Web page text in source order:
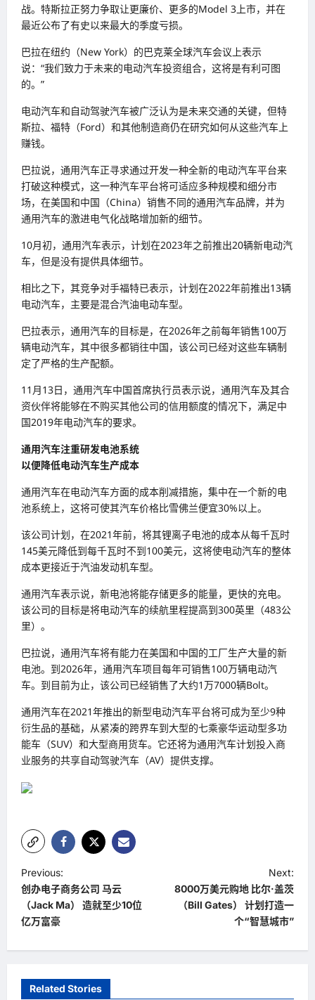
战。特斯拉正努力争取让更廉价、更多的Model 3上市，并在
最近公布了有史以来最大的季度亏损。
巴拉在纽约（New York）的巴克莱全球汽车会议上表示
说：“我们致力于未来的电动汽车投资组合，这将是有利可图
的。”
电动汽车和自动驾驶汽车被广泛认为是未来交通的关键，但特
斯拉、福特（Ford）和其他制造商仍在研究如何从这些汽车上
赚钱。
巴拉说，通用汽车正寻求通过开发一种全新的电动汽车平台来
打破这种模式，这一种汽车平台将可适应多种规模和细分市
场，在美国和中国（China）销售不同的通用汽车品牌，并为
通用汽车的激进电气化战略增加新的细节。
10月初，通用汽车表示，计划在2023年之前推出20辆新电动汽
车，但是没有提供具体细节。
相比之下，其竞争对手福特已表示，计划在2022年前推出13辆
电动汽车，主要是混合汽油电动车型。
巴拉表示，通用汽车的目标是，在2026年之前每年销售100万
辆电动汽车，其中很多都销往中国，该公司已经对这些车辆制
定了严格的生产配额。
11月13日，通用汽车中国首席执行员表示说，通用汽车及其合
资伙伴将能够在不购买其他公司的信用额度的情况下，满足中
国2019年电动汽车的要求。
通用汽车注重研发电池系统
以便降低电动汽车生产成本
通用汽车在电动汽车方面的成本削减措施，集中在一个新的电
池系统上，这将可使其汽车价格比雪佛兰便宜30%以上。
该公司计划，在2021年前，将其锂离子电池的成本从每千瓦时
145美元降低到每千瓦时不到100美元，这将使电动汽车的整体
成本更接近于汽油发动机车型。
通用汽车表示说，新电池将能存储更多的能量，更快的充电。
该公司的目标是将电动汽车的续航里程提高到300英里（483公
里）。
巴拉说，通用汽车将有能力在美国和中国的工厂生产大量的新
电池。到2026年，通用汽车项目每年可销售100万辆电动汽
车。到目前为止，该公司已经销售了大约1万7000辆Bolt。
通用汽车在2021年推出的新型电动汽车平台将可成为至少9种
衍生品的基础，从紧凑的跨界车到大型的七乘豪华运动型多功
能车（SUV）和大型商用货车。它还将为通用汽车计划投入商
业服务的共享自动驾驶汽车（AV）提供支撑。
P
o
s
a
Previous:
创办电子商务公司 马云
（Jack Ma） 造就至少10位
亿万富豪
Next:
8000万美元购地 比尔·盖茨
（Bill Gates） 计划打造一
个“智慧城市”
Related Stories